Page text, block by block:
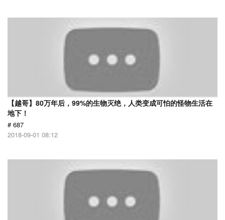
【越哥】80万年后，99%的生物灭绝，人类变成可怕的怪物生活在
地下！
# 687
2018-09-01 08:12